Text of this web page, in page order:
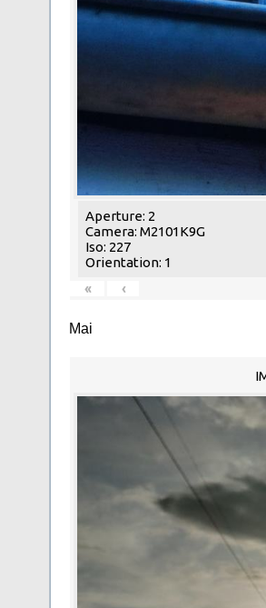
Aperture: 2
Camera: M2101K9G
Iso: 227
Orientation: 1
«
‹
Mai